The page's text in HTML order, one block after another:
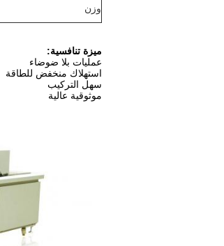
وزن
ميزة تنافسية:
عمليات بلا ضوضاء
استهلاك منخفض للطاقة
سهل التركيب
موثوقية عالية